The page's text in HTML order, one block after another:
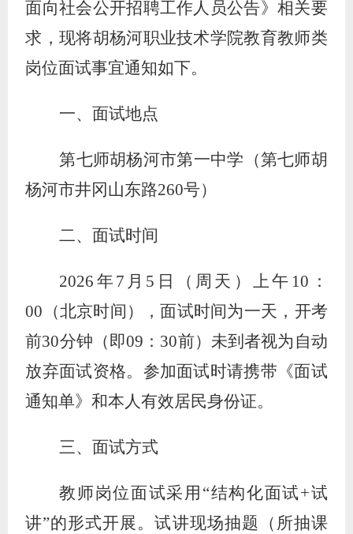
面向社会公开招聘工作人员公告》相关要
求，现将胡杨河职业技术学院教育教师类
岗位面试事宜通知如下。
一、面试地点
第七师胡杨河市第一中学（第七师胡
杨河市井冈山东路260号）
二、面试时间
2026 年 7 月 5 日 （周天） 上午 10：
00（北京时间），面试时间为一天， 开考
前30分钟（即09：30前）未到者视为自动
放弃面试资格。参加面试时请携带《面试
通知单》和本人有效居民身份证。
三、面试方式
教师岗位面试采用 “结构化面试+试
讲”的形式开展。试讲现场抽题（所抽课